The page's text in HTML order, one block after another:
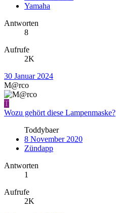
Yamaha
Antworten
8
Aufrufe
2K
30 Januar 2024
M@rco
T
Wozu gehört diese Lampenmaske?
Toddybaer
8 November 2020
Zündapp
Antworten
1
Aufrufe
2K